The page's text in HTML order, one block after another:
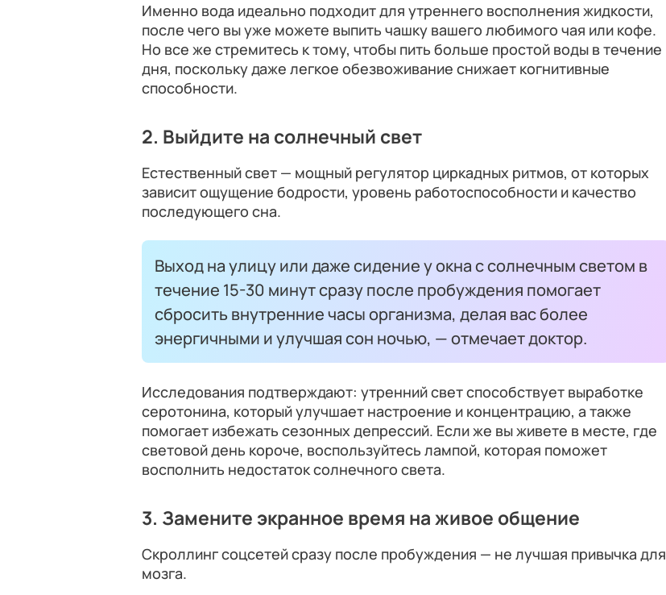
Именно вода идеально подходит для утреннего восполнения жидкости,
после чего вы уже можете выпить чашку вашего любимого чая или кофе.
Но все же стремитесь к тому, чтобы пить больше простой воды в течение
дня, поскольку даже легкое обезвоживание снижает когнитивные
способности.
2. Выйдите на солнечный свет
Естественный свет — мощный регулятор циркадных ритмов, от которых
зависит ощущение бодрости, уровень работоспособности и качество
последующего сна.
Выход на улицу или даже сидение у окна с солнечным светом в
течение 15-30 минут сразу после пробуждения помогает
сбросить внутренние часы организма, делая вас более
энергичными и улучшая сон ночью, — отмечает доктор.
Исследования подтверждают: утренний свет способствует выработке
серотонина, который улучшает настроение и концентрацию, а также
помогает избежать сезонных депрессий. Если же вы живете в месте, где
световой день короче, воспользуйтесь лампой, которая поможет
восполнить недостаток солнечного света.
3. Замените экранное время на живое общение
Скроллинг соцсетей сразу после пробуждения — не лучшая привычка для
мозга.